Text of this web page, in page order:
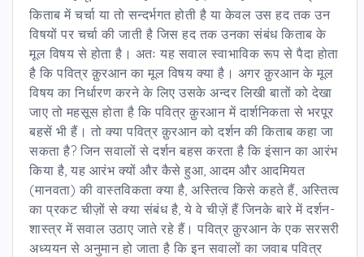
किताब में चर्चा या तो सन्दर्भगत होती है या केवल उस हद तक उन
विषयों पर चर्चा की जाती है जिस हद तक उनका संबंध किताब के
मूल विषय से होता है। अतः यह सवाल स्वाभाविक रूप से पैदा होता
है कि पवित्र क़ुरआन का मूल विषय क्या है। अगर क़ुरआन के मूल
विषय का निर्धारण करने के लिए उसके अन्दर लिखी बातों को देखा
जाए तो महसूस होता है कि पवित्र क़ुरआन में दार्शनिकता से भरपूर
बहसें भी हैं। तो क्या पवित्र क़ुरआन को दर्शन की किताब कहा जा
सकता है? जिन सवालों से दर्शन बहस करता है कि इंसान का आरंभ
किया है, यह आरंभ क्यों और कैसे हुआ, आदम और आदमियत
(मानवता) की वास्तविकता क्या है, अस्तित्व किसे कहते हैं, अस्तित्व
का प्रकट चीज़ों से क्या संबंध है, ये वे चीज़ें हैं जिनके बारे में दर्शन-
शास्त्र में सवाल उठाए जाते रहे हैं। पवित्र क़ुरआन के एक सरसरी
अध्ययन से अनुमान हो जाता है कि इन सवालों का जवाब पवित्र